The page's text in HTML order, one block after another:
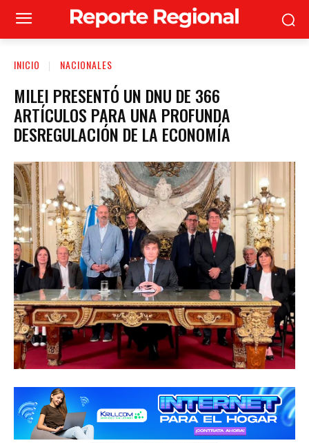
INICIO NACIONALES
MILEI PRESENTÓ UN DNU DE 366
ARTÍCULOS PARA UNA PROFUNDA
DESREGULACIÓN DE LA ECONOMÍA